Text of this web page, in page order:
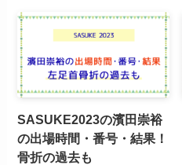
SASUKE2023の濱田崇裕
の出場時間・番号・結果！
骨折の過去も